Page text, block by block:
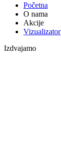
Početna
O nama
Akcije
Vizualizator
Izdvajamo